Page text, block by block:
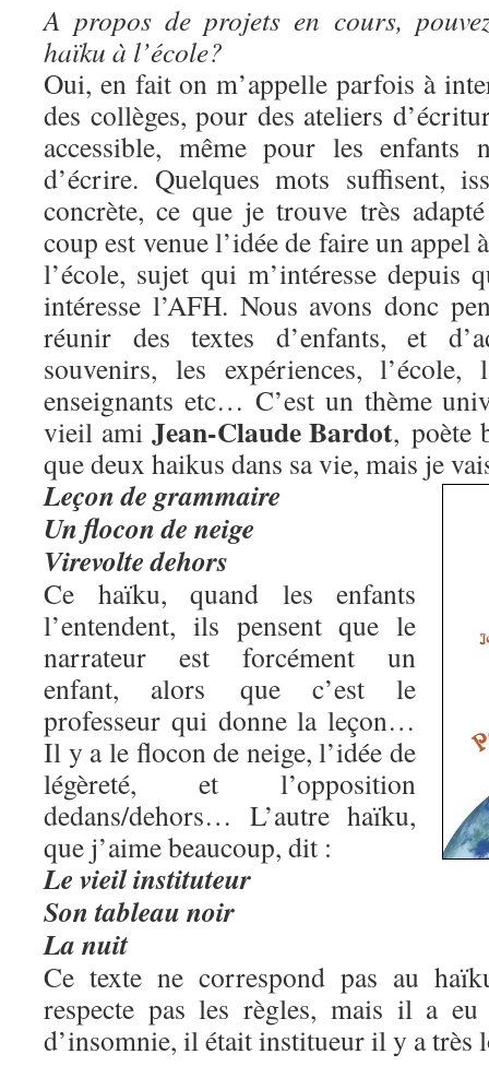
A propos de projets en cours,
haïku à l’école?
Oui, en fait on m’appelle parfois à
des collèges, pour des ateliers
accessible, même pour les enfants
d’écrire. Quelques mots suffisent,
concrète, ce que je trouve très
coup est venue l’idée de faire un appel
l’école, sujet qui m’intéresse depuis
intéresse l’AFH. Nous avons donc
réunir des textes d’enfants, et
souvenirs, les expériences,
enseignants etc… C’est un thème
vieil ami Jean-Claude Bardot, poète
que deux haikus dans sa vie, mais je
Leçon de grammaire
Un flocon de neige
Virevolte dehors
Ce haïku, quand les enfants
l’entendent, ils pensent que le
narrateur est forcément un
enfant, alors que c’est le
professeur qui donne la leçon…
Il y a le flocon de neige, l’idée de
légèreté, et l’opposition
dedans/dehors… L’autre haïku,
que j’aime beaucoup, dit :
Le vieil instituteur
Son tableau noir
La nuit
Ce texte ne correspond pas au
respecte pas les règles, mais il a
d’insomnie, il était institueur il y a